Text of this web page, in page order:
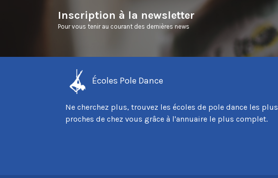
Inscription à la newsletter
Pour vous tenir au courant des dernières news
Écoles Pole Dance
Ne cherchez plus, trouvez les écoles de pole dance les plus
proches de chez vous grâce à l'annuaire le plus complet.